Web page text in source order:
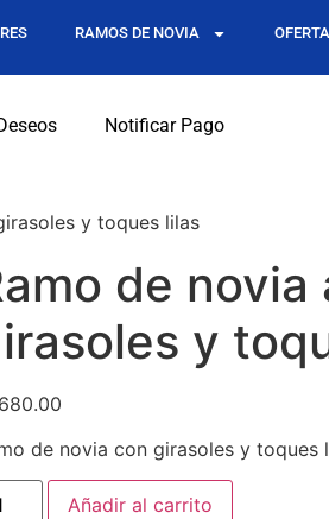
RAMOS DE NOVIA
Notificar Pago
y toques lilas
de
y
de novia con girasoles y toques
Añadir al carrito